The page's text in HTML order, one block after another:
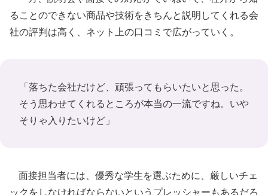
ることのできない商品や技術をきちんと説明してくれる会
社の評判は高く、ネット上の口コミで広がっていく。
「落ちた会社だけど、頑張ってもらいたいと思った。
そう思わせてくれるところが本当の一流ですね。いや
そりゃ入りたいけど」
面接担当者には、優秀な学生を選ぶために、厳しいチェ
ックをしなければならないというプレッシャーもあるだろ